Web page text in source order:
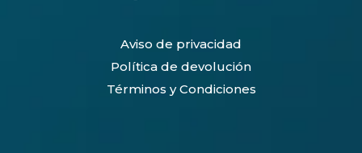
Aviso de privacidad
Política de devolución
Términos y Condiciones